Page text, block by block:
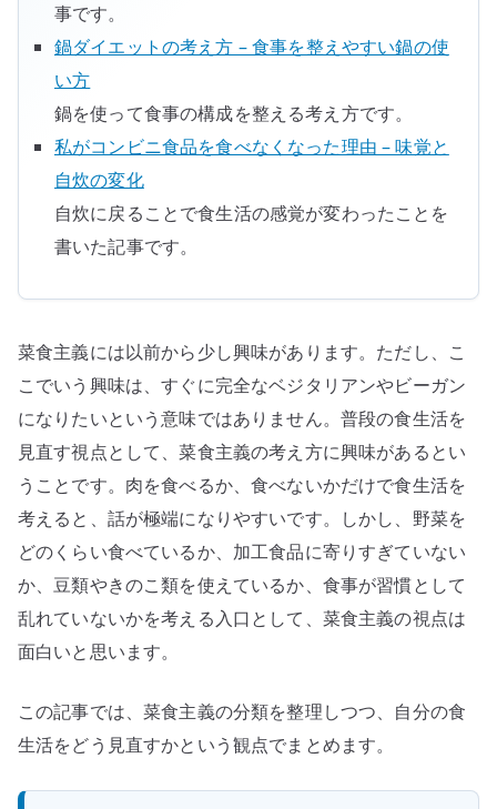
事です。
鍋ダイエットの考え方 – 食事を整えやすい鍋の使
い方
鍋を使って食事の構成を整える考え方です。
私がコンビニ食品を食べなくなった理由 – 味覚と
自炊の変化
自炊に戻ることで食生活の感覚が変わったことを
書いた記事です。
菜食主義には以前から少し興味があります。ただし、こ
こでいう興味は、すぐに完全なベジタリアンやビーガン
になりたいという意味ではありません。普段の食生活を
見直す視点として、菜食主義の考え方に興味があるとい
うことです。肉を食べるか、食べないかだけで食生活を
考えると、話が極端になりやすいです。しかし、野菜を
どのくらい食べているか、加工食品に寄りすぎていない
か、豆類やきのこ類を使えているか、食事が習慣として
乱れていないかを考える入口として、菜食主義の視点は
面白いと思います。
この記事では、菜食主義の分類を整理しつつ、自分の食
生活をどう見直すかという観点でまとめます。